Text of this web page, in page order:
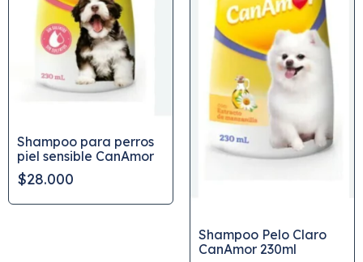
Shampoo para perros
piel sensible CanAmor
$28.000
Shampoo Pelo Claro
CanAmor 230ml